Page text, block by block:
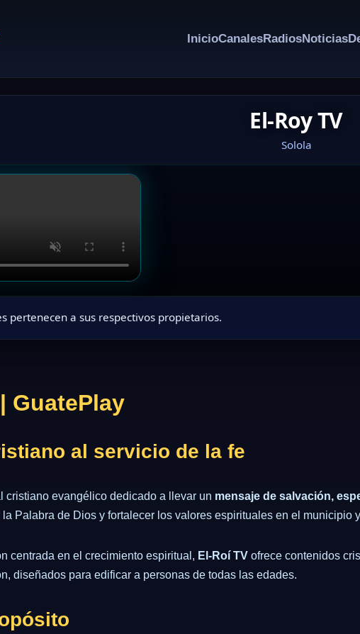
InicioCanalesRadiosNoticias
El-Roy TV
Solola
pertenecen a sus respectivos propietarios.
GuatePlay
al servicio de la fe
cristiano evangélico dedicado a llevar un mensaje de salvación,
Palabra de Dios y fortalecer los valores espirituales en el municipio
centrada en el crecimiento espiritual, El-Roí TV ofrece contenidos
diseñados para edificar a personas de todas las edades.